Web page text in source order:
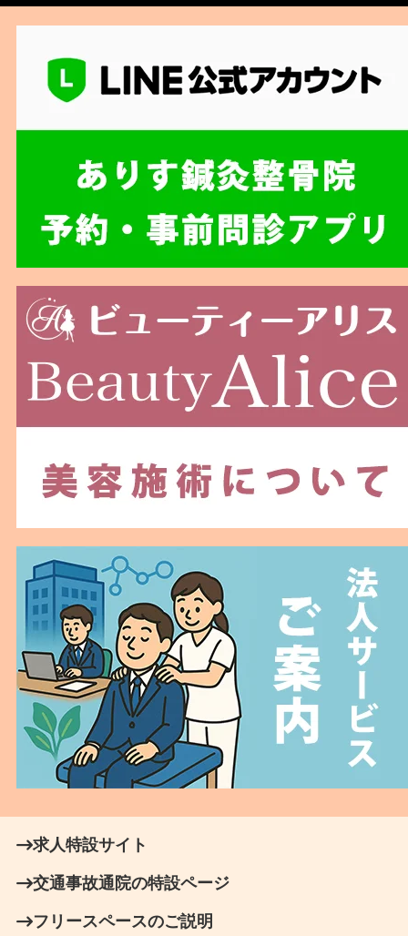
求人特設サイト
交通事故通院の特設ページ
フリースペースのご説明